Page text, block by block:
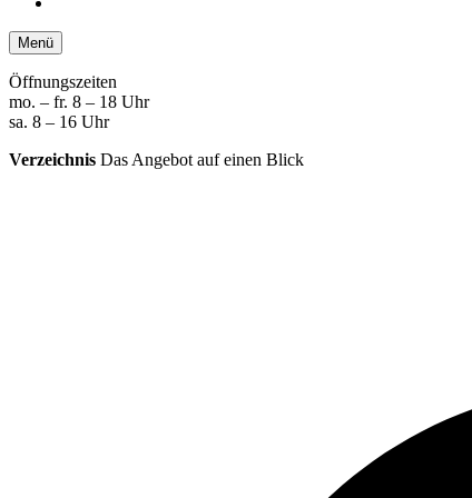
Menü
Öffnungszeiten
mo. – fr. 8 – 18 Uhr
sa. 8 – 16 Uhr
Verzeichnis Das Angebot auf einen Blick